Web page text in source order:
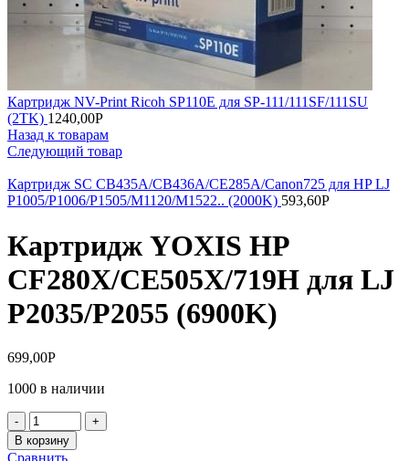
Картридж NV-Print Ricoh SP110E для SP-111/111SF/111SU
(2TK) 1240,00Р
Назад к товарам
Следующий товар
Картридж SC CB435A/CB436A/CE285A/Canon725 для HP LJ
P1005/P1006/P1505/M1120/M1522.. (2000K) 593,60Р
Картридж YOXIS HP
CF280X/CE505X/719H для LJ
P2035/P2055 (6900K)
699,00Р
1000 в наличии
Количество
товара
Картридж
В корзину